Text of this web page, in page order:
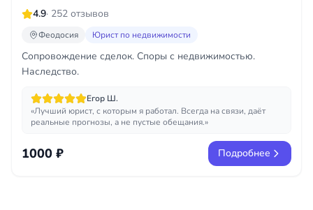
4.9· 252 отзывов
Феодосия Юрист по недвижимости
Сопровождение сделок. Споры с недвижимостью.
Наследство.
Егор Ш.
«Лучший юрист, с которым я работал. Всегда на связи, даёт
реальные прогнозы, а не пустые обещания.»
1000 ₽ Подробнее